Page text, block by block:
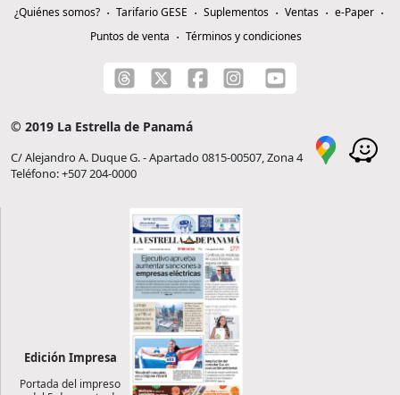
¿Quiénes somos? Tarifario GESE Suplementos Ventas
e-Paper
Puntos de venta
Términos y condiciones
© 2019 La Estrella de Panamá
C/ Alejandro A. Duque G. - Apartado 0815-00507, Zona 4
Teléfono: +507 204-0000
Edición Impresa
Portada del impreso